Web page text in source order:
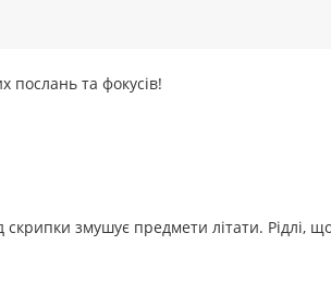
послань та фокусів!
змушує предмети літати. Рідлі,